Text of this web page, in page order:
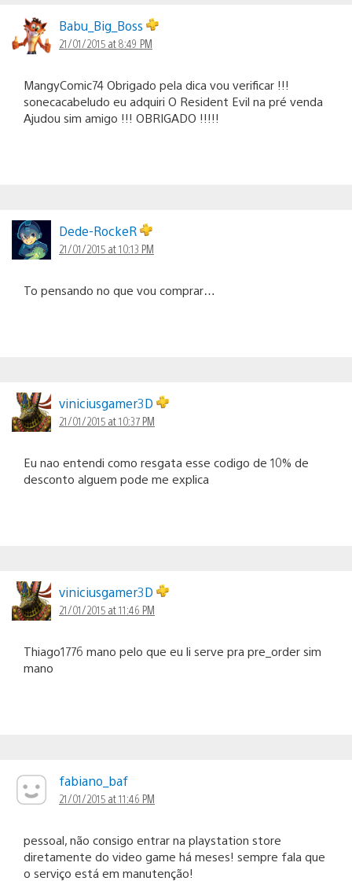
Babu_Big_Boss
21/01/2015 at 8:49 PM
MangyComic74 Obrigado pela dica vou verificar !!!
sonecacabeludo eu adquiri O Resident Evil na pré venda
Ajudou sim amigo !!! OBRIGADO !!!!!
Dede-RockeR
21/01/2015 at 10:13 PM
To pensando no que vou comprar…
viniciusgamer3D
21/01/2015 at 10:37 PM
Eu nao entendi como resgata esse codigo de 10% de
desconto alguem pode me explica
viniciusgamer3D
21/01/2015 at 11:46 PM
Thiago1776 mano pelo que eu li serve pra pre_order sim
mano
fabiano_baf
21/01/2015 at 11:46 PM
pessoal, não consigo entrar na playstation store
diretamente do video game há meses! sempre fala que
o serviço está em manutenção!